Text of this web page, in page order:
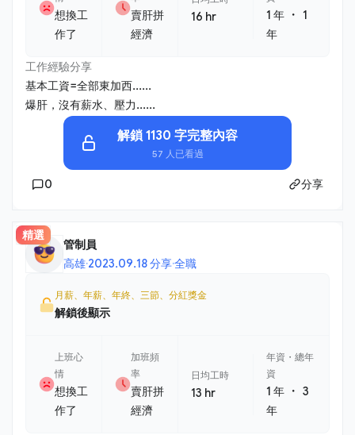
想換工
作了
賣肝拼
經濟
16 hr 1 年 ・1
年
工作經驗分享
基本工資=全部東加西......
爆肝，沒有薪水、壓力......
解鎖 1130 字完整內容
57 人已看過
0 分享
精選
管制員
高雄·2023.09.18 分享·全職
月薪、年薪、年終、三節、分紅獎金
解鎖後顯示
上班心
情
想換工
作了
加班頻
率
賣肝拼
經濟
日均工時
13 hr
年資・總年
資
1 年 ・3
年